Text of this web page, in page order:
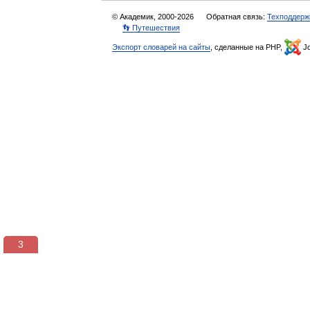
© Академик, 2000-2026 Обратная связь:
👣 Путешествия
Экспорт словарей на сайты , сделанные на PHP,
3